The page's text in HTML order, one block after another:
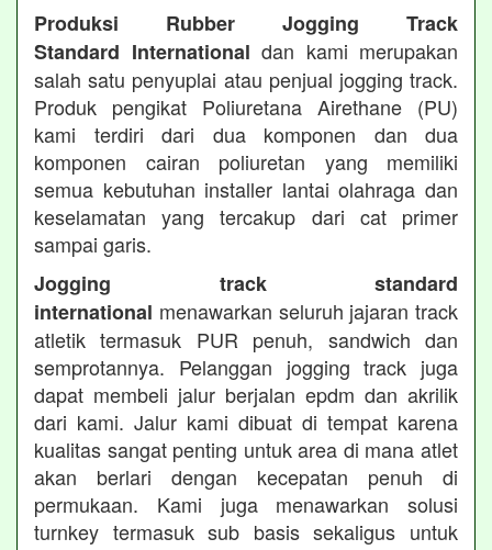
Produksi Rubber Jogging Track
Standard International dan kami merupakan
salah satu penyuplai atau penjual jogging track.
Produk pengikat Poliuretana Airethane (PU)
kami terdiri dari dua komponen dan dua
komponen cairan poliuretan yang memiliki
semua kebutuhan installer lantai olahraga dan
keselamatan yang tercakup dari cat primer
sampai garis.
Jogging track standard
international menawarkan seluruh jajaran track
atletik termasuk PUR penuh, sandwich dan
semprotannya. Pelanggan jogging track juga
dapat membeli jalur berjalan epdm dan akrilik
dari kami. Jalur kami dibuat di tempat karena
kualitas sangat penting untuk area di mana atlet
akan berlari dengan kecepatan penuh di
permukaan. Kami juga menawarkan solusi
turnkey termasuk sub basis sekaligus untuk